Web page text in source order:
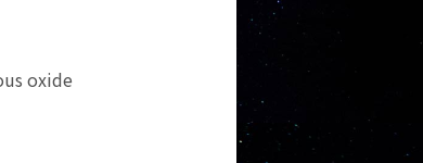
oxide